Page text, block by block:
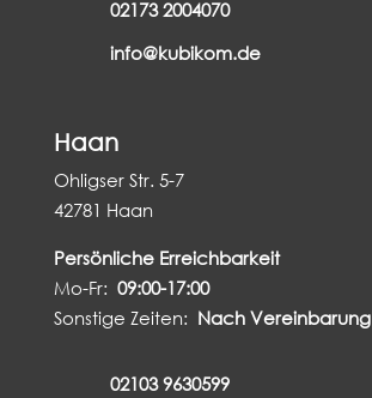
02173 2004070
info@kubikom.de
Haan
Ohligser Str. 5-7
42781 Haan
Persönliche Erreichbarkeit
Mo-Fr: 09:00-17:00
Sonstige Zeiten: Nach Vereinbarung
02103 9630599